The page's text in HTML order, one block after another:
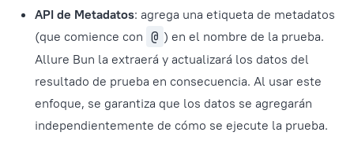
API de Metadatos: agrega una etiqueta de metadatos
(que comience con @ ) en el nombre de la prueba.
Allure Bun la extraerá y actualizará los datos del
resultado de prueba en consecuencia. Al usar este
enfoque, se garantiza que los datos se agregarán
independientemente de cómo se ejecute la prueba.